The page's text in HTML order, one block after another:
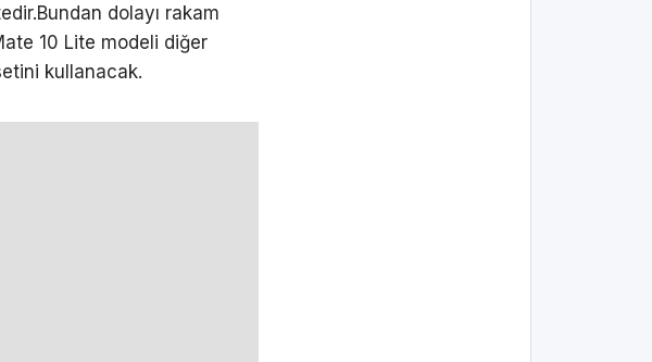
dolayı rakam
10 Lite modeli diğer
kullanacak.